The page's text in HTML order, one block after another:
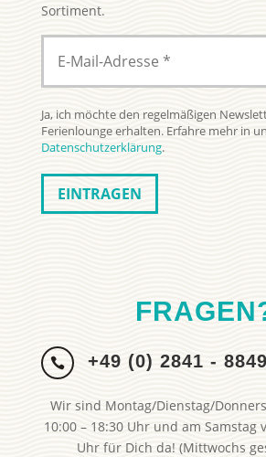
Sortiment.
Ja, ich möchte den regelmäßigen
Ferienlounge erhalten. Erfahre mehr in
Datenschutzerklärung.
 +49 (0) 2841 -
Wir sind Montag/Dienstag/
10:00 – 18:30 Uhr und am Samstag
Uhr für Dich da! (Mittwochs